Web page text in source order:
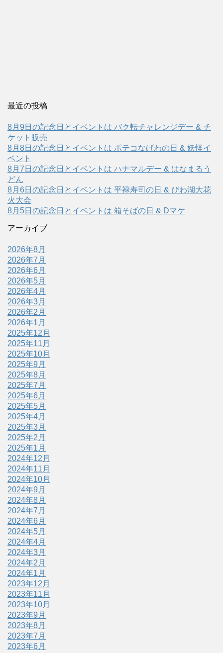
最近の投稿
8月9日の記念日とイベントは バク転チャレンジデー & チ
ケット販売
8月8日の記念日とイベントは ポテコなげわの日 & 妖怪イ
ベント
8月7日の記念日とイベントは ハナマルデー & はなまるう
どん
8月6日の記念日とイベントは 平禄寿司の日 & びわ湖大花
火大会
8月5日の記念日とイベントは 箱そばの日 & Dマケ
アーカイブ
2026年8月
2026年7月
2026年6月
2026年5月
2026年4月
2026年3月
2026年2月
2026年1月
2025年12月
2025年11月
2025年10月
2025年9月
2025年8月
2025年7月
2025年6月
2025年5月
2025年4月
2025年3月
2025年2月
2025年1月
2024年12月
2024年11月
2024年10月
2024年9月
2024年8月
2024年7月
2024年6月
2024年5月
2024年4月
2024年3月
2024年2月
2024年1月
2023年12月
2023年11月
2023年10月
2023年9月
2023年8月
2023年7月
2023年6月